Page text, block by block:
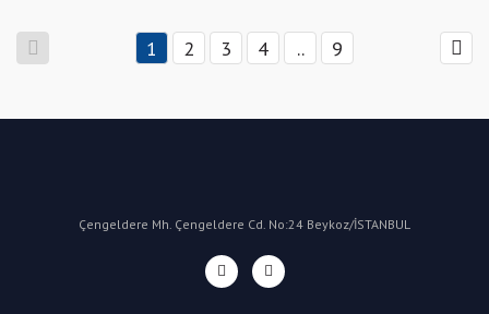
1 2 3 4 .. 9
Çengeldere Mh. Çengeldere Cd. No:24 Beykoz/İSTANBUL